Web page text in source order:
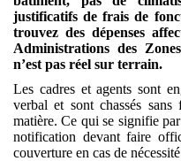
justificatifs de frais de
trouvez des dépenses
Administrations des
n’est pas réel sur terrain.
Les cadres et agents sont
verbal et sont chassés
matière. Ce qui se signifie
notification devant faire
couverture en cas de